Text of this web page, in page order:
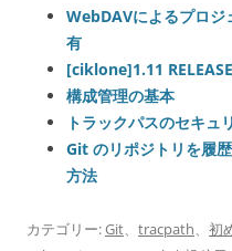
WebDAVによるプロジ
有
[ciklone]1.11
構成管理の基本
トラックパスのセキュ
Git のリポジトリを履
方法
カテゴリー:Git、 tracpath、 初